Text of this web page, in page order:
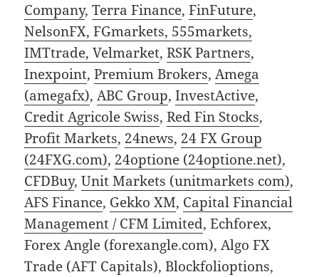
Company,Terra Finance,FinFuture,
NelsonFX, FGmarkets, 555markets,
IMTtrade, Velmarket,RSK Partners,
Inexpoint,Premium Brokers,Amega
(amegafx),ABC Group,InvestActive,
Credit Agricole Swiss,Red Fin Stocks,
Profit Markets, 24news, 24 FX Group
(24FXG.com), 24optione (24optione.net),
CFDBuy,Unit Markets (unitmarkets com),
AFS Finance, Gekko XM, Capital Financial
Management / CFM Limited, Echforex,
Forex Angle (forexangle.com), Algo FX
Trade (AFT Capitals), Blockfolioptions,